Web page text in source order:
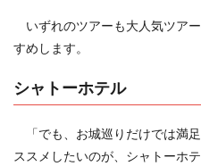
いずれのツアーも大人気ツア
すめします。
シャトーホテル
「でも、お城巡りだけでは満
ススメしたいのが、シャトーホ